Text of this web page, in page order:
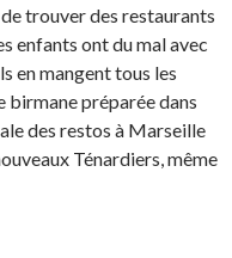
trouver des restaurants
enfants ont du mal avec
en mangent tous les
birmane préparée dans
des restos à Marseille
Ténardiers, même
le Myanmar : Sur la